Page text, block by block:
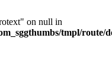
on null in
tmpl/route/